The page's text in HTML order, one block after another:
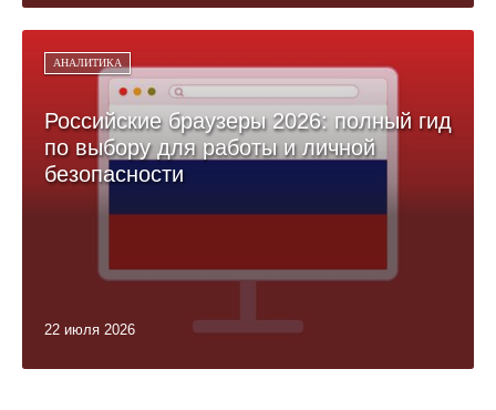
АНАЛИТИКА
Российские браузеры 2026: полный гид
по выбору для работы и личной
безопасности
22 июля 2026